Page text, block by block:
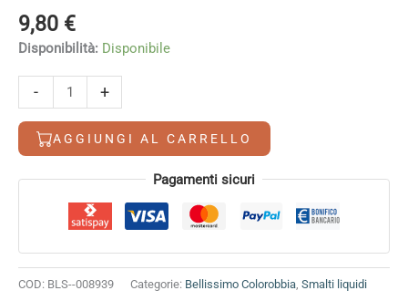
9,80 €
Disponibilità: Disponibile
-
Yum
quantità
+
AGGIUNGI AL CARRELLO
Alternative: Pagamenti sicuri
COD: BLS--008939 Categorie: Bellissimo Colorobbia, Smalti liquidi